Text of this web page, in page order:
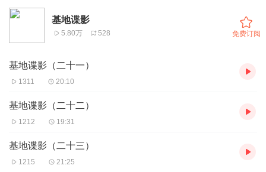
基地谍影
5.80万 528 免费订阅
基地谍影（二十一）
1311 20:10
基地谍影（二十二）
1212 19:31
基地谍影（二十三）
1215 21:25